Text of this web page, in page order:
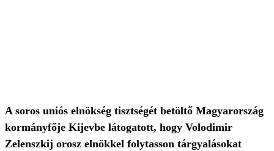
A soros uniós elnökség tisztségét betöltő Magyarország
kormányfője Kijevbe látogatott, hogy Volodimir
Zelenszkij orosz elnökkel folytasson tárgyalásokat